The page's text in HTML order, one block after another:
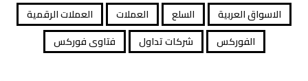
الاسواق العربية
السلع العملات
العملات الرقمية
الفوركس
شركات تداول فتاوى فوركس